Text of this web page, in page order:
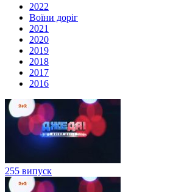
2022
Воїни доріг
2021
2020
2019
2018
2017
2016
255 випуск